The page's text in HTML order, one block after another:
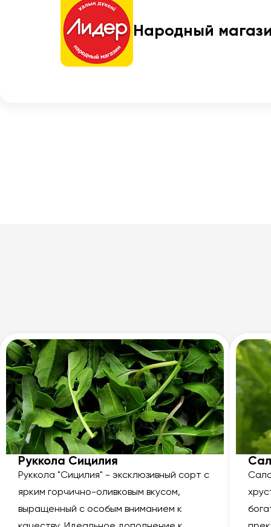
Народный
Руккола Сицилия
Руккола "Сицилия" - эксклюзивный сорт с
ярким горчично-оливковым вкусом,
выращенный с особым вниманием к